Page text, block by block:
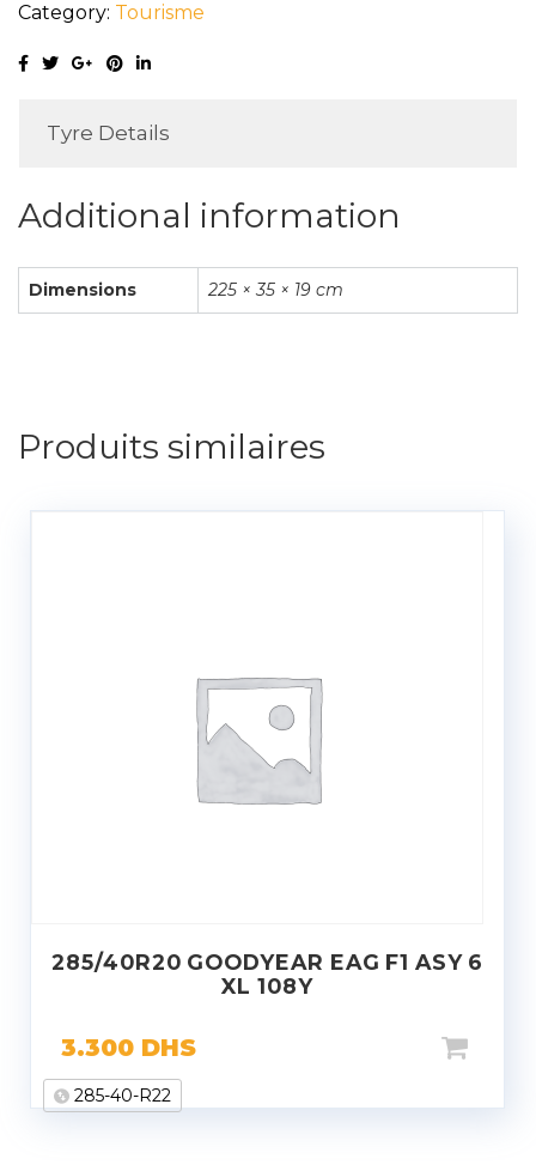
R/F
quantity
Category: Tourisme
Tyre Details
Additional information
Dimensions 225 × 35 × 19 cm
Produits similaires
285/40R20 GOODYEAR EAG F1 ASY 6
XL 108Y
3.300 DHS
285-40-R22